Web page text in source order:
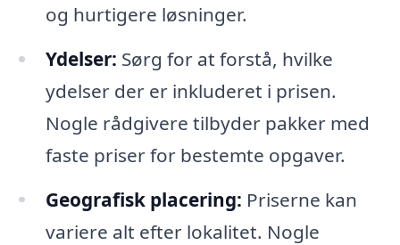
og hurtigere løsninger.
Ydelser: Sørg for at forstå, hvilke
ydelser der er inkluderet i prisen.
Nogle rådgivere tilbyder pakker med
faste priser for bestemte opgaver.
Geografisk placering: Priserne kan
variere alt efter lokalitet. Nogle